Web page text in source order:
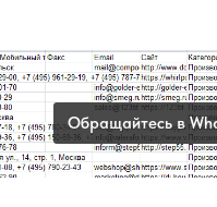
Обращайтесь в